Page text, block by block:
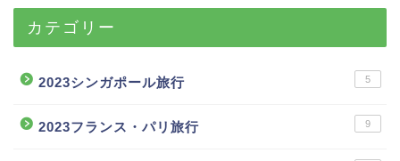
カテゴリー
2023シンガポール旅行 5
2023フランス・パリ旅行 9